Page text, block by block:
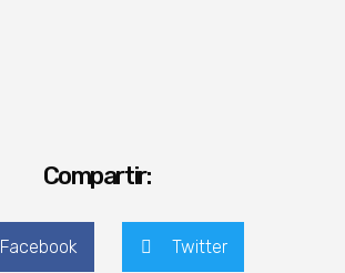
Compartir:
Facebook Twitter